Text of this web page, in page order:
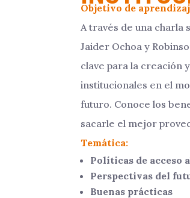
Objetivo de
A través de una charla
Jaider Ochoa y
clave para la creación
institucionales en el
futuro. Conoce los
sacarle el mejor
Temática:
Políticas de acceso
Perspectivas del
Buenas prácticas